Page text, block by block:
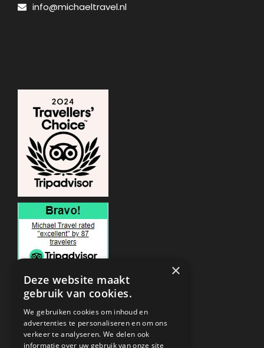
info@michaeltravel.nl
ONDERSTEUNING
Privacy & Policy
×
Deze website maakt
gebruik van cookies.
We gebruiken cookies om inhoud en
advertenties te personaliseren en om ons
verkeer te analyseren. We delen ook
informatie over uw gebruik van onze site